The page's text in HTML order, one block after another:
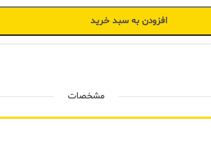
افزودن به سبد خرید
مشخصات